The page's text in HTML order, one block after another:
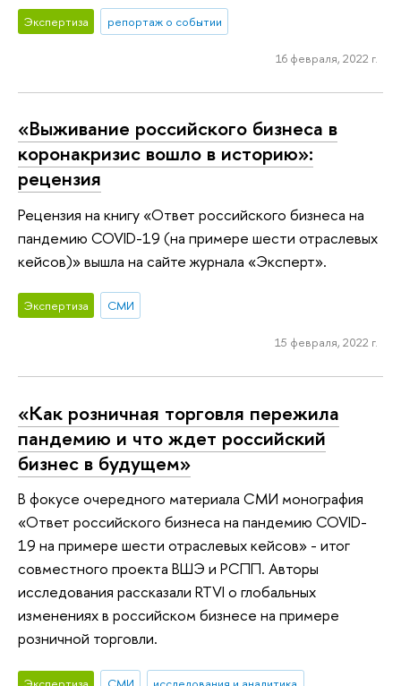
Экспертиза репортаж о событии
16 февраля, 2022 г.
«Выживание российского бизнеса в
коронакризис вошло в историю»:
рецензия
Рецензия на книгу «Ответ российского бизнеса на
пандемию COVID-19 (на примере шести отраслевых
кейсов)» вышла на сайте журнала «Эксперт».
Экспертиза СМИ
15 февраля, 2022 г.
«Как розничная торговля пережила
пандемию и что ждет российский
бизнес в будущем»
В фокусе очередного материала СМИ монография
«Ответ российского бизнеса на пандемию COVID-
19 на примере шести отраслевых кейсов» - итог
совместного проекта ВШЭ и РСПП. Авторы
исследования рассказали RTVI о глобальных
изменениях в российском бизнесе на примере
розничной торговли.